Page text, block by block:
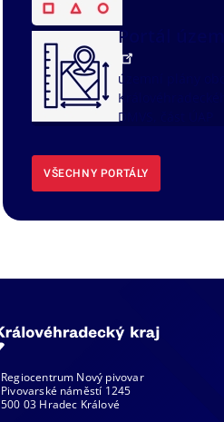
Portál
územní plány obcí
DMVS, část ÚAP
VŠECHNY PORTÁLY
Regiocentrum Nový pivovar
Pivovarské náměstí 1245
500 03 Hradec Králové